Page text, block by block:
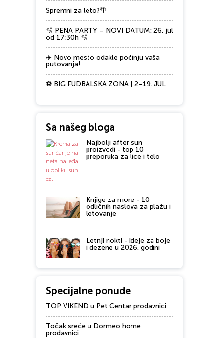
Spremni za leto?🌴
🫧 PENA PARTY – NOVI DATUM: 26. jul
od 17:30h 🫧
✈️ Novo mesto odakle počinju vaša
putovanja!
⚽ BIG FUDBALSKA ZONA | 2–19. JUL
Sa našeg bloga
Najbolji after sun
proizvodi - top 10
preporuka za lice i telo
Knjige za more - 10
odličnih naslova za plažu i
letovanje
Letnji nokti - ideje za boje
i dezene u 2026. godini
Specijalne ponude
TOP VIKEND u Pet Centar prodavnici
Točak sreće u Dormeo home
prodavnici